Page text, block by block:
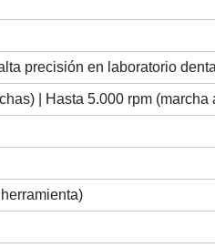
precisión en laboratorio
| Hasta 5.000 rpm (marcha